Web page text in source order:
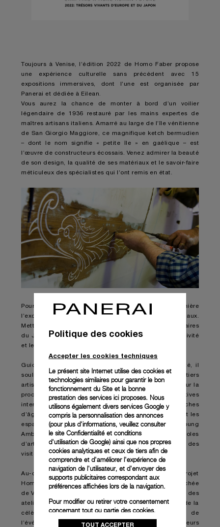
Toujours à Venise, l’édition 2022 de Homo Faber propose
une expérience culturelle sans précédent avec 15
expositions immersives, dont l’une est organisée par
Panerai et dédiée à Eilean.
Vous aurez la chance de monter à bord d’un voilier
légendaire de 1936 restauré par les mains expertes de
maîtres artisans italiens. Amarré au large de l’île vénitienne
de San Giorgio Maggiore, ce magnifique ketch bermudien
– dont le nom signifie « petite île » en gaélique – est
l’œuvre de constructeurs écossais. Venez admirer la beauté
de son design, la qualité de ses matériaux et le savoir-faire
méticuleux des spécialistes qui l’ont remis en état.
Pour sa deuxième édition, l’événement met en lumière
l’excellence de grands maîtres artisans internationaux.
Mettant un accent particulier sur les fabricants originaires
du Japon, il montre l’influence de ce pays sur la créativité
et le savoir-faire européens.
Guidé par une philosophie qui repose sur la durabilité, il
souligne l’importance d’assurer la viabilité des métiers
artisanaux et de les sauvegarder, insistant fortement sur la
prochaine génération par le biais d’activités éducatives
interactives et informatives destinées à diverses tranches
d’âges. Ce sont des étudiants talentueux qui animeront les
espaces d’exposition dans le cadre du programme Young
Ambassadors. Sélectionnés parmi les meilleures écoles
d’art et de design d’Europe, ils seront là pour proposer des
visites guidées.
Au-delà des murs de la Fondazione Giorgio Cini, le projet
Homo Faber in Città invite à découvrir une phase cachée
de Venise lors de la présentation exclusive de certains des
ateliers, musées et boutiques qui bordent les canaux de la
célèbre cité lacustre. L’application ou le site Web de
l’événement permettront aux visiteurs d’élaborer leurs
Politique des cookies
Accepter les cookies techniques
Le présent site Internet utilise des cookies et
technologies similaires pour garantir le bon
fonctionnement du Site et la bonne
prestation des services ici proposes. Nous
utilisons également divers services Google y
compris la personnalisation des annonces
(pour plus d'informations, veuillez consulter
le site Confidentialité et conditions
d'utilisation de Google) ainsi que nos propres
cookies analytiques et ceux de tiers afin de
comprendre et d'améliorer l'expérience de
navigation de l'utilisateur, et d'envoyer des
supports publicitaires correspondant aux
préférences affichées lors de la navigation.
Pour modifier ou retirer votre consentement
concernant tout ou partie des cookies,
cliquez sur « Configurer » ou consultez notre
TOUT ACCEPTER